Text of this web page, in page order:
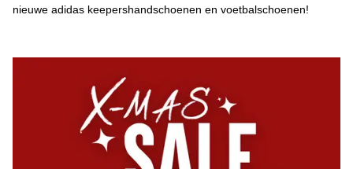
nieuwe adidas keepershandschoenen en voetbalschoenen!